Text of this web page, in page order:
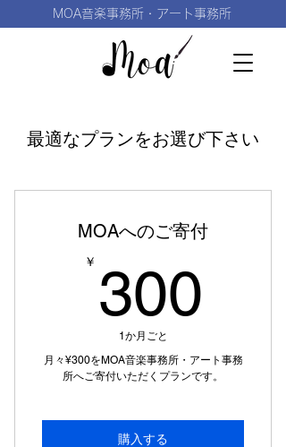
MOA音楽事務所・アート事務所
最適なプランをお選び下さい
MOAへのご寄付
￥ 300
1か月ごと
月々¥300をMOA音楽事務所・アート事務
所へご寄付いただくプランです。
購入する